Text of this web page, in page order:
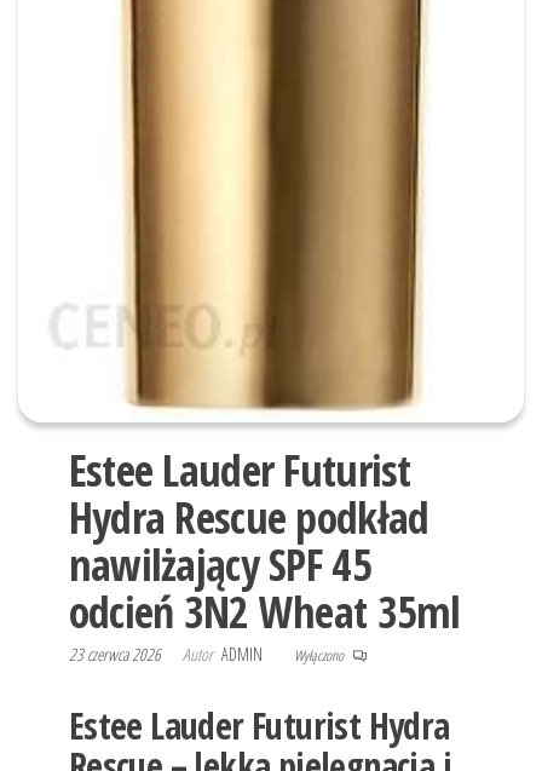
Estee Lauder Futurist
Hydra Rescue podkład
nawilżający SPF 45
odcień 3N2 Wheat 35ml
23 czerwca 2026 Autor ADMIN Wyłączono
Estee Lauder Futurist Hydra